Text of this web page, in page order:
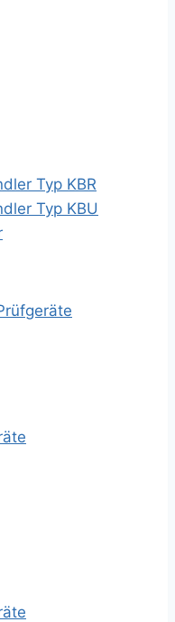
Typ KBR
Typ KBU